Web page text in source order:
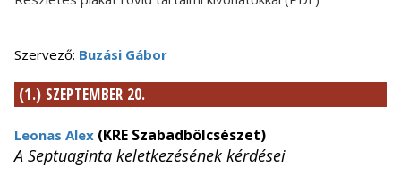
Szervező: Buzási Gábor
(1.) SZEPTEMBER 20.
Leonas Alex (KRE Szabadbölcsészet)
A Septuaginta keletkezésének kérdései